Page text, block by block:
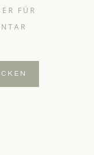
FÜR